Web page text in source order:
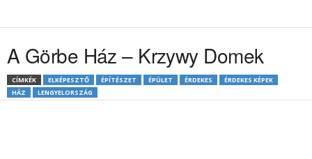
A Görbe Ház – Krzywy Domek
CÍMKÉK ELKÉPESZTŐ ÉPÍTÉSZET ÉPÜLET ÉRDEKES
ÉRDEKES KÉPEK
HÁZ
LENGYELORSZÁG